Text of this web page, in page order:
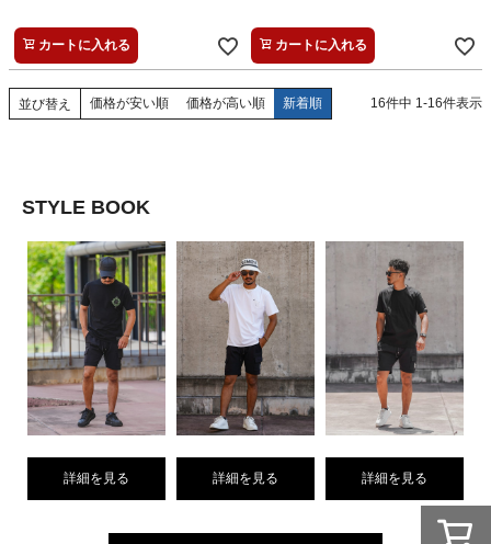
カートに入れる カートに入れる
並び替え 価格が安い順 価格が高い順 新着順 16件中 1-16件表示
STYLE BOOK
詳細を見る 詳細を見る 詳細を見る